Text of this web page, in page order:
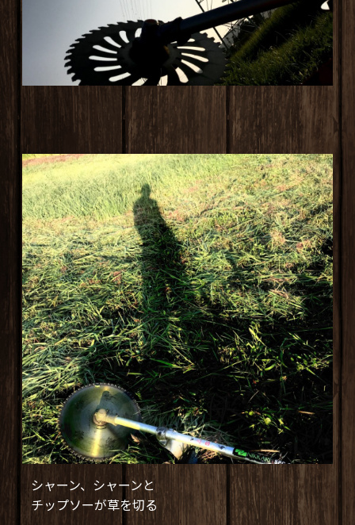
シャーン、シャーンと
チップソーが草を切る